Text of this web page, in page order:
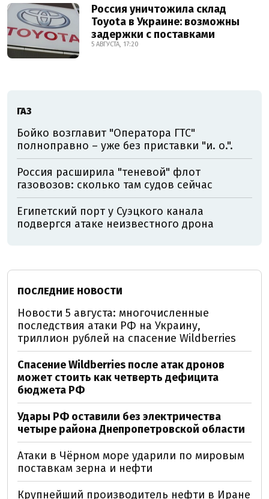
Россия уничтожила склад
Toyota в Украине: возможны
задержки с поставками
5 АВГУСТА, 17:20
ГАЗ
Бойко возглавит "Оператора ГТС"
полноправно – уже без приставки "и. о.".
Россия расширила "теневой" флот
газовозов: сколько там судов сейчас
Египетский порт у Суэцкого канала
подвергся атаке неизвестного дрона
ПОСЛЕДНИЕ НОВОСТИ
Новости 5 августа: многочисленные
последствия атаки РФ на Украину,
триллион рублей на спасение Wildberries
Спасение Wildberries после атак дронов
может стоить как четверть дефицита
бюджета РФ
Удары РФ оставили без электричества
четыре района Днепропетровской области
Атаки в Чёрном море ударили по мировым
поставкам зерна и нефти
Крупнейший производитель нефти в Иране